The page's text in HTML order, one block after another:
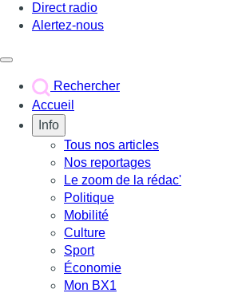
Direct radio
Alertez-nous
Rechercher
Accueil
Info
Tous nos articles
Nos reportages
Le zoom de la rédac'
Politique
Mobilité
Culture
Sport
Économie
Mon BX1